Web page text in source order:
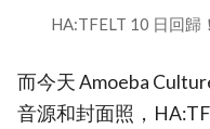
HA:TFELT 10 日回歸
而今天 Amoeba
音源和封面照，